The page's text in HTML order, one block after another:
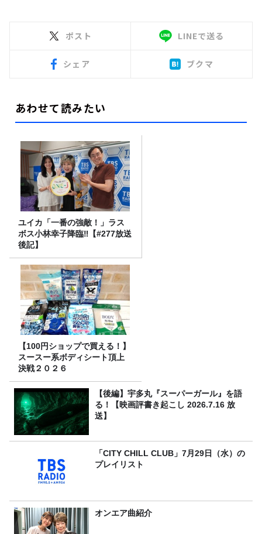
ポスト LINEで送る
シェア ブクマ
あわせて読みたい
ユイカ「一番の強敵！」ラス
ボス小林幸子降臨‼【#277放送
後記】
【100円ショップで買える！】
スースー系ボディシート頂上
決戦２０２６
【後編】宇多丸『スーパーガール』を語
る！【映画評書き起こし 2026.7.16 放
送】
「CITY CHILL CLUB」7月29日（水）の
プレイリスト
オンエア曲紹介